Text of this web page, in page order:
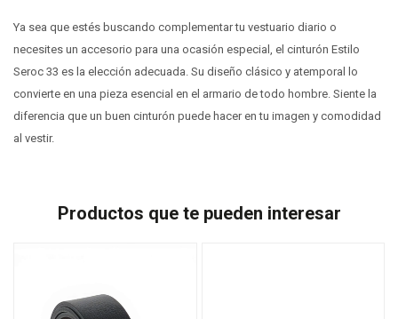
Ya sea que estés buscando complementar tu vestuario diario o
necesites un accesorio para una ocasión especial, el cinturón Estilo
Seroc 33 es la elección adecuada. Su diseño clásico y atemporal lo
convierte en una pieza esencial en el armario de todo hombre. Siente la
diferencia que un buen cinturón puede hacer en tu imagen y comodidad
al vestir.
Productos que te pueden interesar